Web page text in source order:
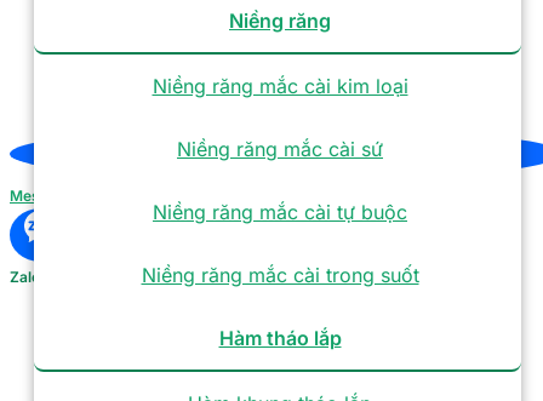
Niềng răng
Niềng răng mắc cài kim loại
Niềng răng mắc cài sứ
Niềng răng mắc cài tự buộc
Niềng răng mắc cài trong suốt
Hàm tháo lắp
Messenger
Zalo